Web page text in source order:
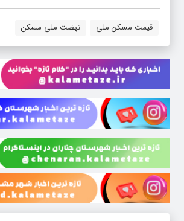
قیمت مسکن ملی نهضت ملی مسکن